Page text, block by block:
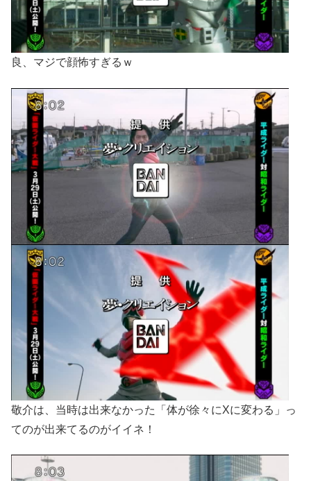
良、マジで顔怖すぎるｗ
敬介は、当時は出来なかった「体が徐々にXに変わる」っ
てのが出来てるのがイイネ！